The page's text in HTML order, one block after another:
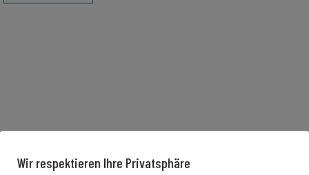
Wir respektieren Ihre Privatsphäre